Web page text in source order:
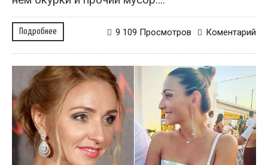
Подробнее Коментарий
9 109 Просмотров